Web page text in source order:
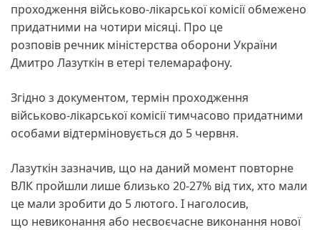
проходження військово-лікарської комісії обмежено
придатними на чотири місяці. Про це
розповів речник міністерства оборони України
Дмитро Лазуткін в етері телемарафону.
Згідно з документом, термін проходження
військово-лікарської комісії тимчасово придатними
особами відтерміновується до 5 червня.
Лазуткін зазначив, що на даний момент повторне
ВЛК пройшли лише близько 20-27% від тих, хто мали
це мали зробити до 5 лютого. І наголосив,
що невиконання або несвоєчасне виконання нової